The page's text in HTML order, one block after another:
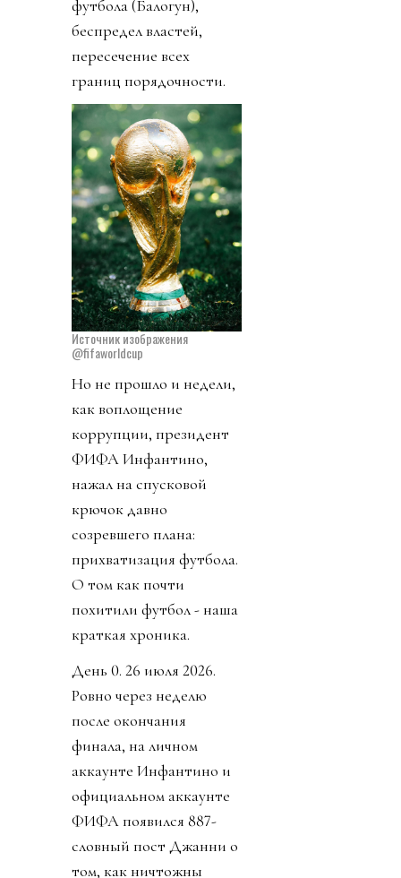
футбола (Балогун),
беспредел властей,
пересечение всех
границ порядочности.
Источник изображения
@fifaworldcup
Но не прошло и недели,
как воплощение
коррупции, президент
ФИФА Инфантино,
нажал на спусковой
крючок давно
созревшего плана:
прихватизация футбола.
О том как почти
похитили футбол - наша
краткая хроника.
День 0. 26 июля 2026.
Ровно через неделю
после окончания
финала, на личном
аккаунте Инфантино и
официальном аккаунте
ФИФА появился 887-
словный пост Джанни о
том, как ничтожны